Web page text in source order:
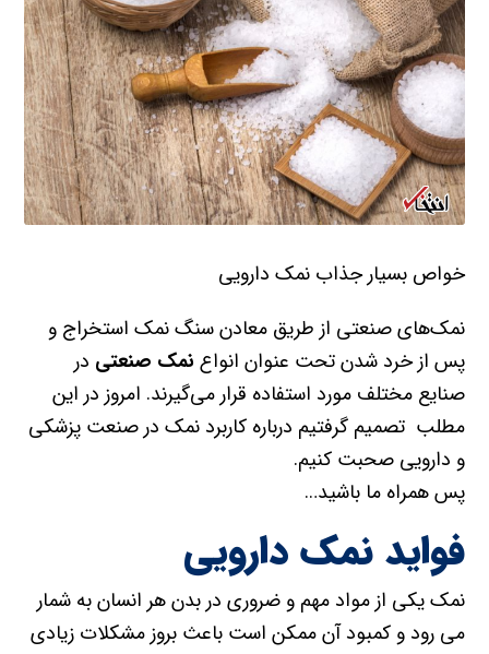
خواص بسیار جذاب نمک دارویی
نمک‌های صنعتی از طریق معادن سنگ نمک استخراج و
پس از خرد شدن تحت عنوان انواع نمک صنعتی در
صنایع مختلف مورد استفاده قرار می‌گیرند. امروز در این
مطلب تصمیم گرفتیم درباره کاربرد نمک در صنعت پزشکی
و دارویی صحبت کنیم.
پس همراه ما باشید…
فواید نمک دارویی
نمک یکی از مواد مهم و ضروری در بدن هر انسان به شمار
می رود و کمبود آن ممکن است باعث بروز مشکلات زیادی